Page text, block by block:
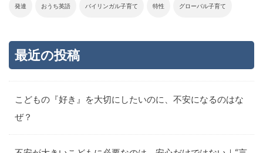
発達 おうち英語 バイリンガル子育て 特性 グローバル子育て
最近の投稿
こどもの『好き』を大切にしたいのに、不安になるのはな
ぜ？